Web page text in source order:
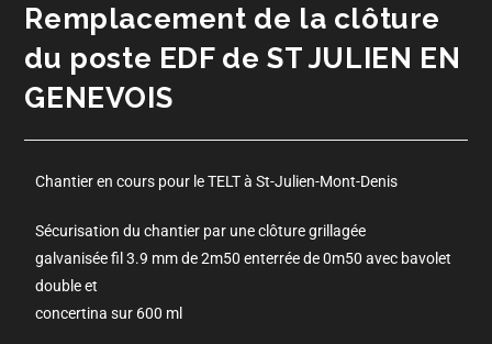
Remplacement de la clôture
du poste EDF de ST JULIEN EN
GENEVOIS
Chantier en cours pour le TELT à St-Julien-Mont-Denis
Sécurisation du chantier par une clôture grillagée
galvanisée fil 3.9 mm de 2m50 enterrée de 0m50 avec bavolet
double et
concertina sur 600 ml